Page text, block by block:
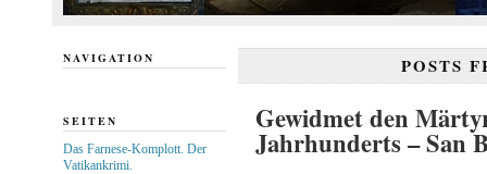
POSTS
Gewidmet den
Jahrhunderts – San
NAVIGATION
SEITEN
Das Farnese-Komplott. Der
Vatikankrimi.